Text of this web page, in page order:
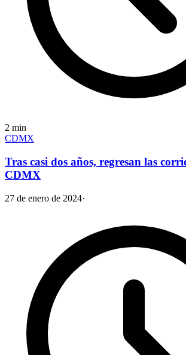
2 min
CDMX
Tras casi dos años, regresan las
CDMX
27 de enero de 2024·